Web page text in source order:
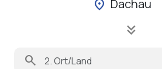
location_on Dachau
keyboard_double_arrow_down
search